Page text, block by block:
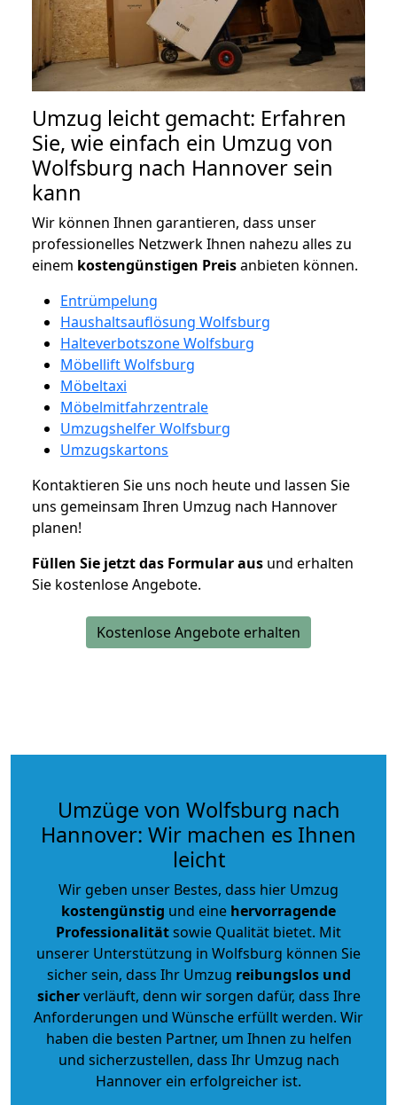
Umzug leicht gemacht: Erfahren
Sie, wie einfach ein Umzug von
Wolfsburg nach Hannover sein
kann
Wir können Ihnen garantieren, dass unser
professionelles Netzwerk Ihnen nahezu alles zu
einem kostengünstigen Preisanbieten können.
Entrümpelung
Haushaltsauflösung Wolfsburg
Halteverbotszone Wolfsburg
Möbellift Wolfsburg
Möbeltaxi
Möbelmitfahrzentrale
Umzugshelfer Wolfsburg
Umzugskartons
Kontaktieren Sie uns noch heute und lassen Sie
uns gemeinsam Ihren Umzug nach Hannover
planen!
Füllen Sie jetzt das Formular aus und erhalten
Sie kostenlose Angebote.
Kostenlose Angebote erhalten
Umzüge von Wolfsburg nach
Hannover: Wir machen es Ihnen
leicht
Wir geben unser Bestes, dass hier Umzug
kostengünstig und eine hervorragende
Professionalitätsowie Qualität bietet. Mit
unserer Unterstützung in Wolfsburg können Sie
sicher sein, dass Ihr Umzug reibungslos und
sicherverläuft, denn wir sorgen dafür, dass Ihre
Anforderungen und Wünsche erfüllt werden. Wir
haben die besten Partner, um Ihnen zu helfen
und sicherzustellen, dass Ihr Umzug nach
Hannover ein erfolgreicher ist.